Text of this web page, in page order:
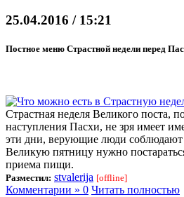
25.04.2016 / 15:21
Постное меню Страстной недели перед
Страстная неделя Великого поста,
наступления Пасхи, не зря имеет
эти дни, верующие люди соблюдают
Великую пятницу нужно
приема пищи.
Разместил: stvalerija [offline]
Комментарии » 0 Читать полностью